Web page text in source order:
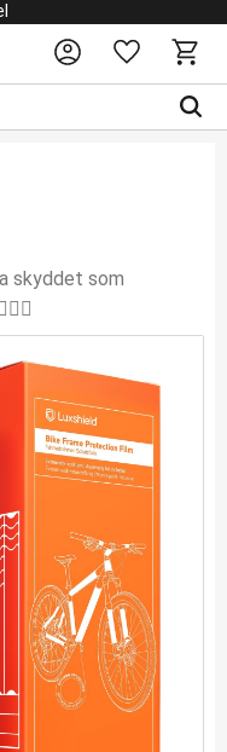
Favoriter
skyddet som